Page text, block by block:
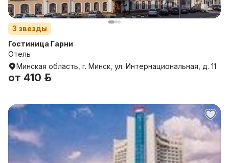
3 звезды
Гостиница Гарни
Отель
Минская область, г. Минск, ул. Интернациональная, д. 11
от 410 р.